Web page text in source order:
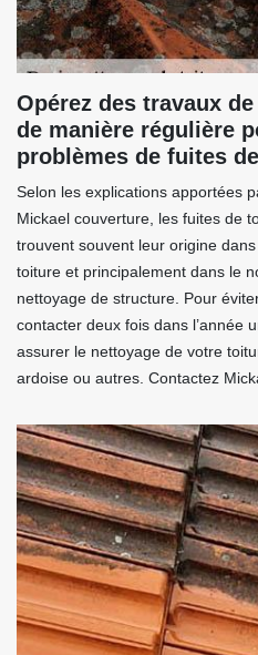
Opérez des travaux
de manière régulière
problèmes de fuites
Selon les explications apportées
Mickael couverture, les fuites de
trouvent souvent leur origine
toiture et principalement dans le
nettoyage de structure. Pour
contacter deux fois dans l’année
assurer le nettoyage de votre
ardoise ou autres. Contactez